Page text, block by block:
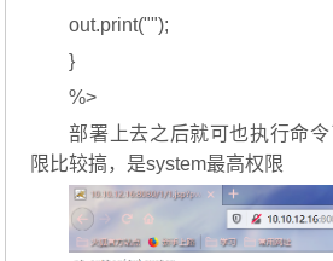
out.print("");
}
%>
部署上去之后就可也执行命
限比较搞，是system最高权限